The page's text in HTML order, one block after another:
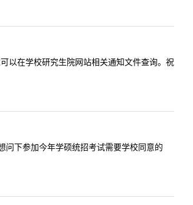
以在学校研究生院网站相关通知文件查询。祝
下参加今年学硕统招考试需要学校同意的